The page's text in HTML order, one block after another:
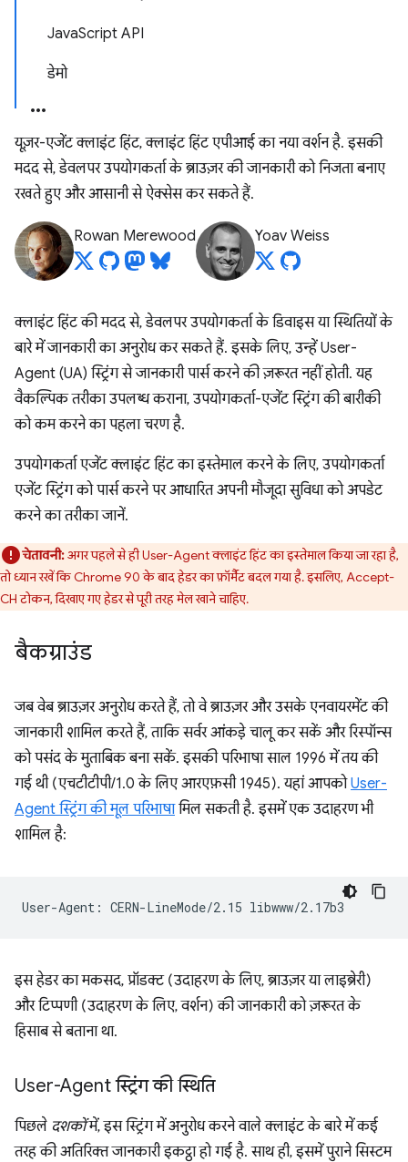
JavaScript API
डेमो
यूज़र-एजेंट क्लाइंट हिंट, क्लाइंट हिंट एपीआई का नया वर्शन है. इसकी
मदद से, डेवलपर उपयोगकर्ता के ब्राउज़र की जानकारी को निजता बनाए
रखते हुए और आसानी से ऐक्सेस कर सकते हैं.
Rowan Merewood Yoav Weiss
क्लाइंट हिंट की मदद से, डेवलपर उपयोगकर्ता के डिवाइस या स्थितियों के
बारे में जानकारी का अनुरोध कर सकते हैं. इसके लिए, उन्हें User-
Agent (UA) स्ट्रिंग से जानकारी पार्स करने की ज़रूरत नहीं होती. यह
वैकल्पिक तरीका उपलब्ध कराना, उपयोगकर्ता-एजेंट स्ट्रिंग की बारीकी
को कम करने का पहला चरण है.
उपयोगकर्ता एजेंट क्लाइंट हिंट का इस्तेमाल करने के लिए, उपयोगकर्ता
एजेंट स्ट्रिंग को पार्स करने पर आधारित अपनी मौजूदा सुविधा को अपडेट
करने का तरीका जानें.
चेतावनी:अगर पहले से ही User-Agent क्लाइंट हिंट का इस्तेमाल किया जा रहा है,
तो ध्यान रखें कि Chrome 90 के बाद हेडर का फ़ॉर्मैट बदल गया है. इसलिए, Accept-
CH टोकन, दिखाए गए हेडर से पूरी तरह मेल खाने चाहिए.
बैकग्राउंड
जब वेब ब्राउज़र अनुरोध करते हैं, तो वे ब्राउज़र और उसके एनवायरमेंट की
जानकारी शामिल करते हैं, ताकि सर्वर आंकड़े चालू कर सकें और रिस्पॉन्स
को पसंद के मुताबिक बना सकें. इसकी परिभाषा साल 1996 में तय की
गई थी (एचटीटीपी/1.0 के लिए आरएफ़सी 1945). यहां आपकोUser-
Agent स्ट्रिंग की मूल परिभाषामिल सकती है. इसमें एक उदाहरण भी
शामिल है:
इस हेडर का मकसद, प्रॉडक्ट (उदाहरण के लिए, ब्राउज़र या लाइब्रेरी)
और टिप्पणी (उदाहरण के लिए, वर्शन) की जानकारी को ज़रूरत के
हिसाब से बताना था.
User-Agent स्ट्रिंग की स्थिति
पिछले दशकोंमें, इस स्ट्रिंग में अनुरोध करने वाले क्लाइंट के बारे में कई
तरह की अतिरिक्त जानकारी इकट्ठा हो गई है. साथ ही, इसमें पुराने सिस्टम